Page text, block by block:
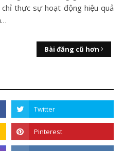
thực sự hoạt động hiệu quả
Bài đăng cũ hơn